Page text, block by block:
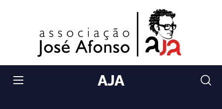
AJA